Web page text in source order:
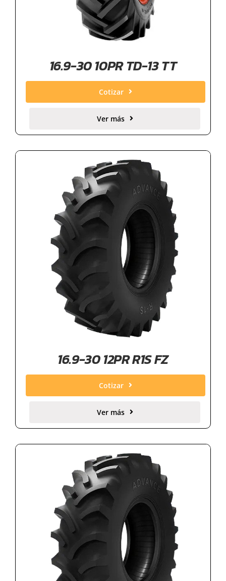
16.9-30 10PR TD-13 TT
Cotizar
Ver más
16.9-30 12PR R1S FZ
Cotizar
Ver más